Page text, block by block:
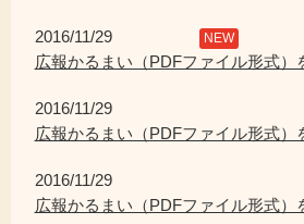
2016/11/29 NEW
広報かるまい（PDFファイル形式）
2016/11/29
広報かるまい（PDFファイル形式）
2016/11/29
広報かるまい（PDFファイル形式）